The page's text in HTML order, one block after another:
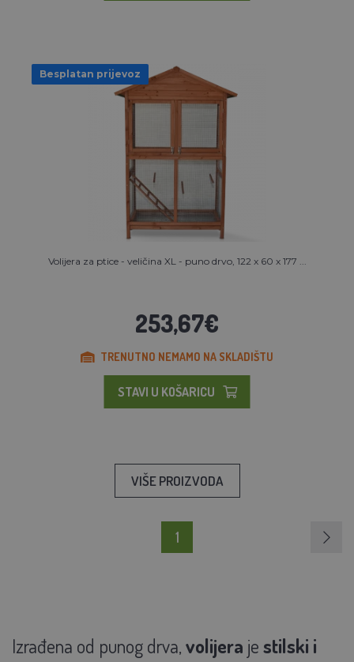
Besplatan prijevoz
Volijera za ptice - veličina XL - puno drvo, 122 x 60 x 177 ...
253,67€
TRENUTNO NEMAMO NA SKLADIŠTU
STAVI U KOŠARICU
VIŠE PROIZVODA
1
Izrađena od punog drva,volijera jestilski i